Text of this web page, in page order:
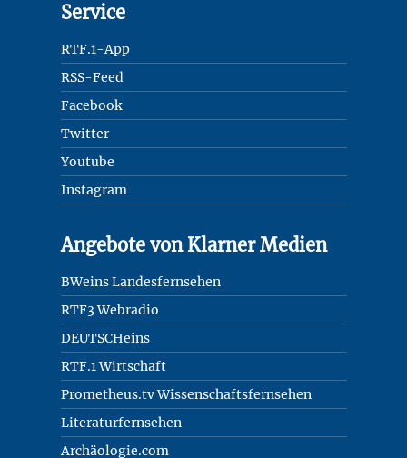
Service
RTF.1-App
RSS-Feed
Facebook
Twitter
Youtube
Instagram
Angebote von Klarner Medien
BWeins Landesfernsehen
RTF3 Webradio
DEUTSCHeins
RTF.1 Wirtschaft
Prometheus.tv Wissenschaftsfernsehen
Literaturfernsehen
Archäologie.com